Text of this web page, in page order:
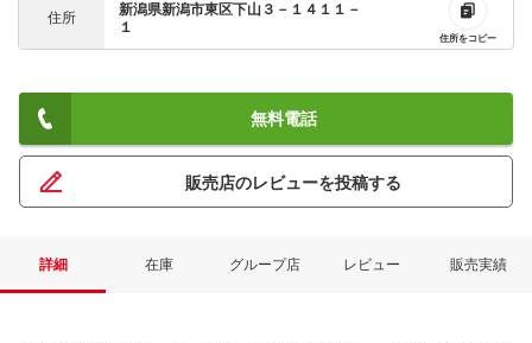
住所
新潟県新潟市東区下山３－１４１１－
１
住所をコピー
無料電話
販売店のレビューを投稿する
詳細 在庫 グループ店 レビュー 販売実績